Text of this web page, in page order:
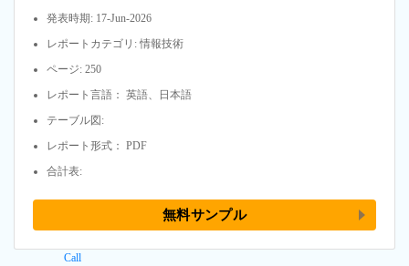
発表時期: 17-Jun-2026
レポートカテゴリ: 情報技術
ページ: 250
レポート言語： 英語、日本語
テーブル図:
レポート形式： PDF
合計表:
無料サンプル
Call